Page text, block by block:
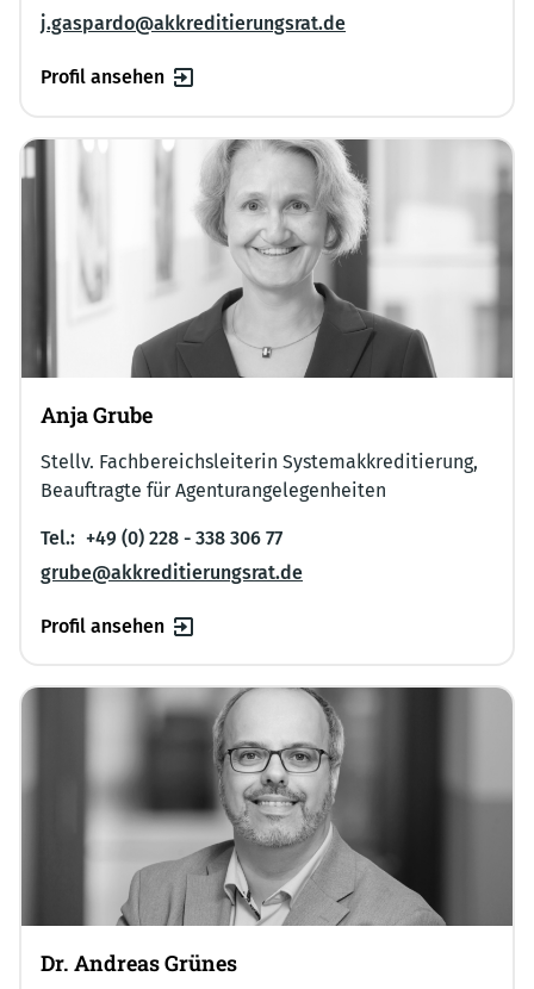
j.gaspardo@akkreditierungsrat.de
Profil ansehen
Anja Grube
Stellv. Fachbereichsleiterin Systemakkreditierung,
Beauftragte für Agenturangelegenheiten
Tel.: +49 (0) 228 - 338 306 77
grube@akkreditierungsrat.de
Profil ansehen
Dr. Andreas Grünes